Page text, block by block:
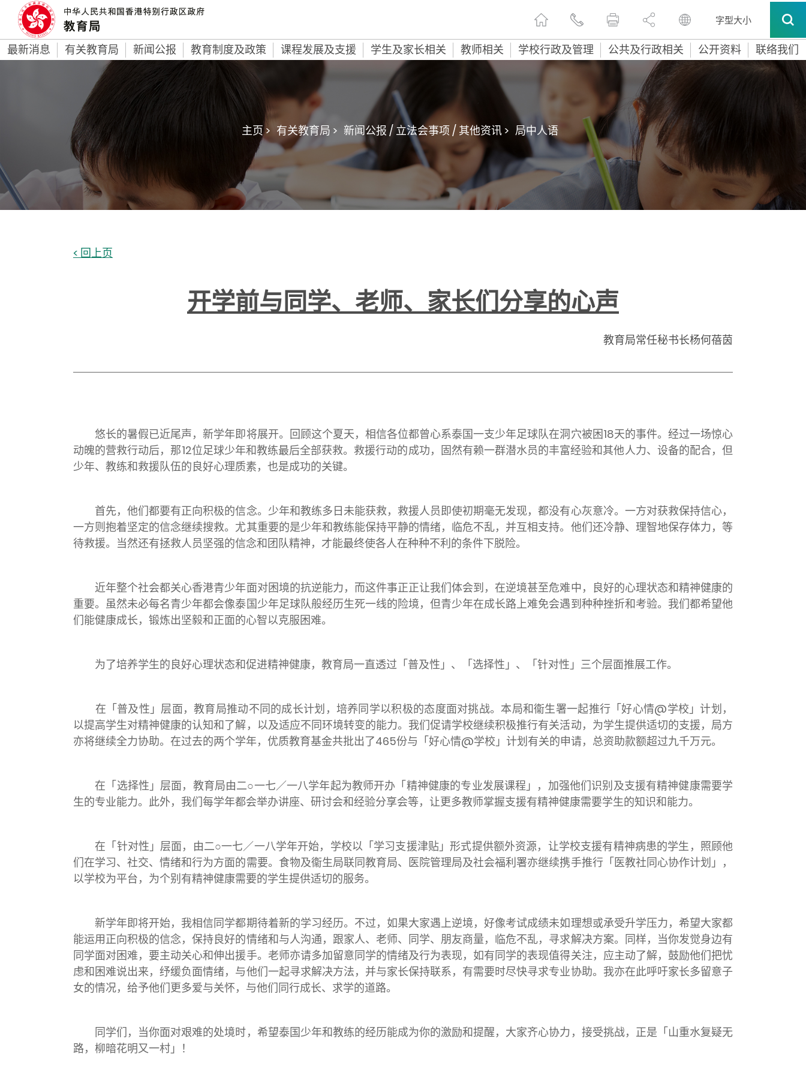
字型大小
最新消息 有关教育局 新闻公报 教育制度及政策 课程发展及支援 学生及家长相关 教师相关 学校行政及管理 公共及行政相关 公开资料 联络我们
主页 > 有关教育局 > 新闻公报 / 立法会事项 / 其他资讯 > 局中人语
< 回上页
开学前与同学、老师、家长们分享的心声
教育局常任秘书长杨何蓓茵
悠长的暑假已近尾声，新学年即将展开。回顾这个夏天，相信各位都曾心系泰国一支少年足球队在洞穴被困18天的事件。经过一场惊心
动魄的营救行动后，那12位足球少年和教练最后全部获救。救援行动的成功，固然有赖一群潜水员的丰富经验和其他人力、设备的配合，但
少年、教练和救援队伍的良好心理质素，也是成功的关键。
首先，他们都要有正向积极的信念。少年和教练多日未能获救，救援人员即使初期毫无发现，都没有心灰意冷。一方对获救保持信心，
一方则抱着坚定的信念继续搜救。尤其重要的是少年和教练能保持平静的情绪，临危不乱，并互相支持。他们还冷静、理智地保存体力，等
待救援。当然还有拯救人员坚强的信念和团队精神，才能最终使各人在种种不利的条件下脱险。
近年整个社会都关心香港青少年面对困境的抗逆能力，而这件事正正让我们体会到，在逆境甚至危难中，良好的心理状态和精神健康的
重要。虽然未必每名青少年都会像泰国少年足球队般经历生死一线的险境，但青少年在成长路上难免会遇到种种挫折和考验。我们都希望他
们能健康成长，锻炼出坚毅和正面的心智以克服困难。
为了培养学生的良好心理状态和促进精神健康，教育局一直透过「普及性」、「选择性」、「针对性」三个层面推展工作。
在「普及性」层面，教育局推动不同的成长计划，培养同学以积极的态度面对挑战。本局和衞生署一起推行「好心情@学校」计划，
以提高学生对精神健康的认知和了解，以及适应不同环境转变的能力。我们促请学校继续积极推行有关活动，为学生提供适切的支援，局方
亦将继续全力协助。在过去的两个学年，优质教育基金共批出了465份与「好心情@学校」计划有关的申请，总资助款额超过九千万元。
在「选择性」层面，教育局由二○一七／一八学年起为教师开办「精神健康的专业发展课程」，加强他们识别及支援有精神健康需要学
生的专业能力。此外，我们每学年都会举办讲座、研讨会和经验分享会等，让更多教师掌握支援有精神健康需要学生的知识和能力。
在「针对性」层面，由二○一七／一八学年开始，学校以「学习支援津贴」形式提供额外资源，让学校支援有精神病患的学生，照顾他
们在学习、社交、情绪和行为方面的需要。食物及衞生局联同教育局、医院管理局及社会福利署亦继续携手推行「医教社同心协作计划」，
以学校为平台，为个别有精神健康需要的学生提供适切的服务。
新学年即将开始，我相信同学都期待着新的学习经历。不过，如果大家遇上逆境，好像考试成绩未如理想或承受升学压力，希望大家都
能运用正向积极的信念，保持良好的情绪和与人沟通，跟家人、老师、同学、朋友商量，临危不乱，寻求解决方案。同样，当你发觉身边有
同学面对困难，要主动关心和伸出援手。老师亦请多加留意同学的情绪及行为表现，如有同学的表现值得关注，应主动了解，鼓励他们把忧
虑和困难说出来，纾缓负面情绪，与他们一起寻求解决方法，并与家长保持联系，有需要时尽快寻求专业协助。我亦在此呼吁家长多留意子
女的情况，给予他们更多爱与关怀，与他们同行成长、求学的道路。
同学们，当你面对艰难的处境时，希望泰国少年和教练的经历能成为你的激励和提醒，大家齐心协力，接受挑战，正是「山重水复疑无
路，柳暗花明又一村」！